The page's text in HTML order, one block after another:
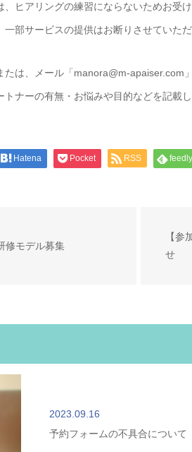
、ヒアリングの練習にならないためお受け
一部サービスの提供はお断りさせていただ
たは、メール「manora@m-apaiser.com
ナーの有無・お悩みや目的などを記載
Hatena Pocket RSS feedly
修モデル募集
【
せ
2023.09.16
予約フォームの不具合について